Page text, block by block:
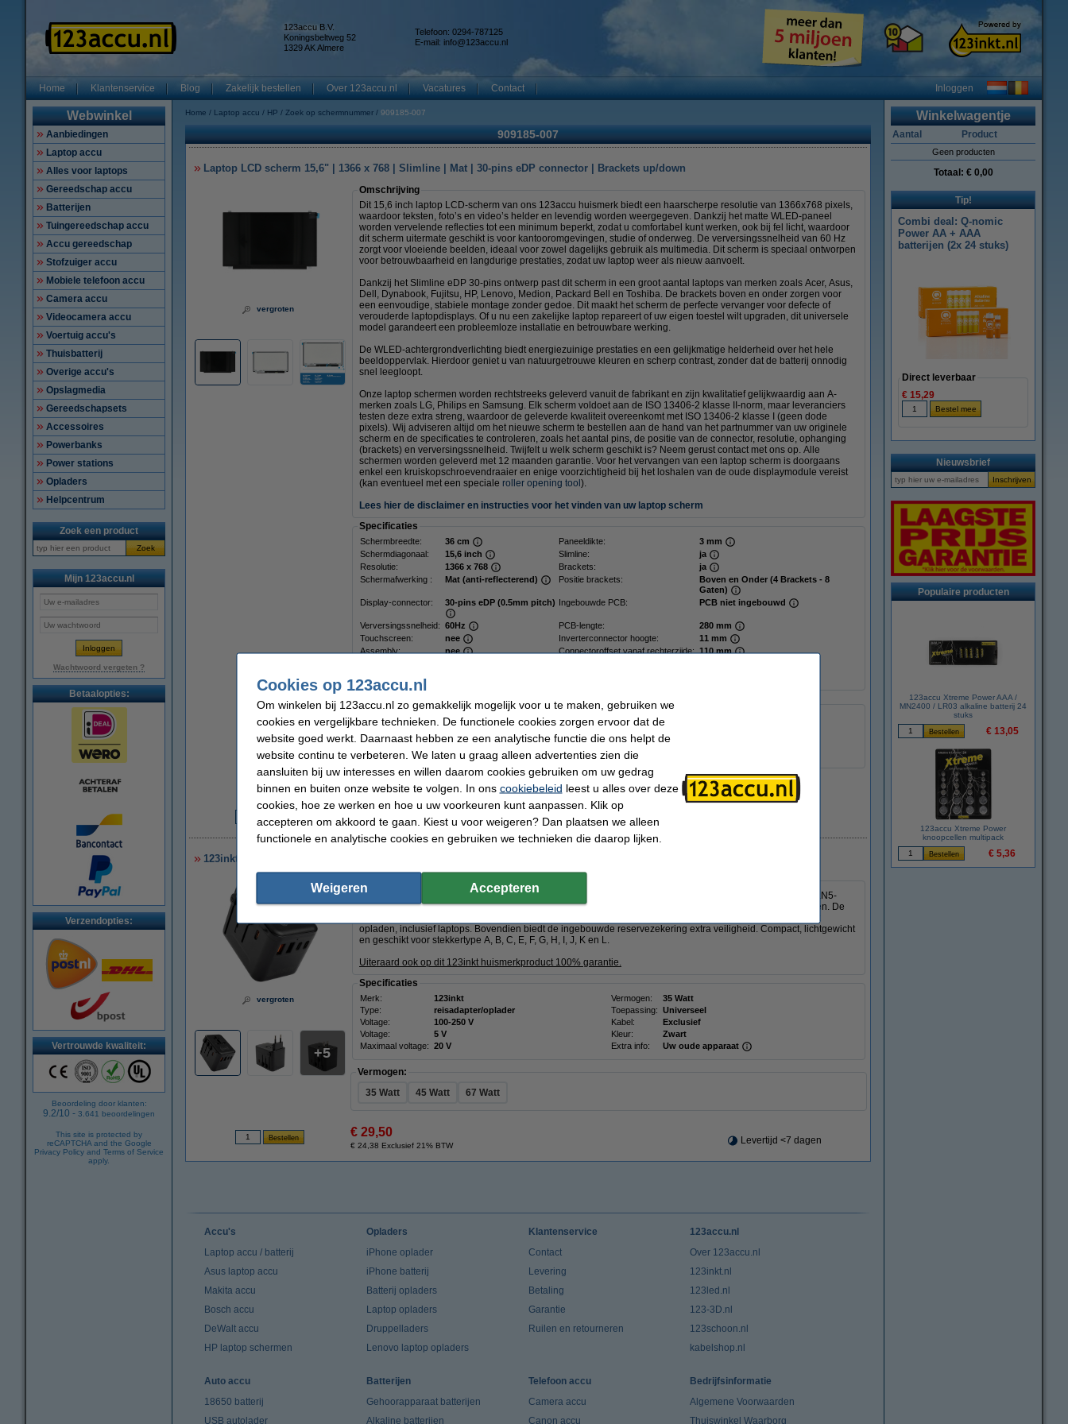
123accu B.V.
Koningsbeltweg 52
1329 AK Almere
Telefoon: 0294-787125
E-mail: info@123accu.nl
Home Klantenservice Blog Zakelijk bestellen Over 123accu.nl Vacatures Contact Inloggen
Webwinkel
Aanbiedingen
Laptop accu
Alles voor laptops
Gereedschap accu
Batterijen
Tuingereedschap accu
Accu gereedschap
Stofzuiger accu
Mobiele telefoon accu
Camera accu
Videocamera accu
Voertuig accu's
Thuisbatterij
Overige accu's
Opslagmedia
Gereedschapsets
Accessoires
Powerbanks
Power stations
Opladers
Helpcentrum
Zoek een product
Zoek
Mijn 123accu.nl
Wachtwoord vergeten ?
Betaalopties:
Verzendopties:
Vertrouwde kwaliteit:
Beoordeling door klanten:
9.2/10 - 3.641 beoordelingen
This site is protected by
reCAPTCHA and the Google
Privacy Policy and Terms of Service
apply.
Home Laptop accu HP Zoek op schermnummer 909185-007
909185-007
Laptop LCD scherm 15,6" | 1366 x 768 | Slimline | Mat | 30-pins eDP connector | Brackets up/down
vergroten
Omschrijving
Dit 15,6 inch laptop LCD-scherm van ons 123accu huismerk biedt een haarscherpe resolutie van 1366x768 pixels,
waardoor teksten, foto’s en video’s helder en levendig worden weergegeven. Dankzij het matte WLED-paneel
worden vervelende reflecties tot een minimum beperkt, zodat u comfortabel kunt werken, ook bij fel licht, waardoor
dit scherm uitermate geschikt is voor kantooromgevingen, studie of onderweg. De verversingssnelheid van 60 Hz
zorgt voor vloeiende beelden, ideaal voor zowel dagelijks gebruik als multimedia. Dit scherm is speciaal ontworpen
voor betrouwbaarheid en langdurige prestaties, zodat uw laptop weer als nieuw aanvoelt.
Dankzij het Slimline eDP 30-pins ontwerp past dit scherm in een groot aantal laptops van merken zoals Acer, Asus,
Dell, Dynabook, Fujitsu, HP, Lenovo, Medion, Packard Bell en Toshiba. De brackets boven en onder zorgen voor
een eenvoudige, stabiele montage zonder gedoe. Dit maakt het scherm de perfecte vervanger voor defecte of
verouderde laptopdisplays. Of u nu een zakelijke laptop repareert of uw eigen toestel wilt upgraden, dit universele
model garandeert een probleemloze installatie en betrouwbare werking.
De WLED-achtergrondverlichting biedt energiezuinige prestaties en een gelijkmatige helderheid over het hele
beeldoppervlak. Hierdoor geniet u van natuurgetrouwe kleuren en scherp contrast, zonder dat de batterij onnodig
snel leegloopt.
Onze laptop schermen worden rechtstreeks geleverd vanuit de fabrikant en zijn kwalitatief gelijkwaardig aan A-
merken zoals LG, Philips en Samsung. Elk scherm voldoet aan de ISO 13406-2 klasse II-norm, maar leveranciers
testen deze extra streng, waardoor de geleverde kwaliteit overeenkomt met ISO 13406-2 klasse I (geen dode
pixels). Wij adviseren altijd om het nieuwe scherm te bestellen aan de hand van het partnummer van uw originele
scherm en de specificaties te controleren, zoals het aantal pins, de positie van de connector, resolutie, ophanging
(brackets) en verversingssnelheid. Twijfelt u welk scherm geschikt is? Neem gerust contact met ons op. Alle
schermen worden geleverd met 12 maanden garantie. Voor het vervangen van een laptop scherm is doorgaans
enkel een kruiskopschroevendraaier en enige voorzichtigheid bij het loshalen van de oude displaymodule vereist
(kan eventueel met een speciale roller opening tool ).
Lees hier de disclaimer en instructies voor het vinden van uw laptop scherm
Specificaties
Schermbreedte: 36 cm Paneeldikte:
3 mm
Schermdiagonaal:
15,6 inch Slimline:
ja
Resolutie:
1366 x 768 Brackets:
ja
Schermafwerking :
Mat (anti-reflecterend) Positie brackets:
Boven en Onder (4 Brackets - 8
Gaten)
Display-connector:
30-pins eDP (0.5mm pitch) Ingebouwde PCB: PCB niet ingebouwd
Verversingssnelheid: 60Hz PCB-lengte:
280 mm
Touchscreen:
nee Inverterconnector hoogte:
11 mm
Assembly:
nee Connectoroffset vanaf rechterzijde: 110 mm
Dit product vervangt partnummers:
- 00HM066 - 00HT623
- 00HT624
- 00UP056
- 00UP057
- 00UR896
- 01EN013
-Klik hier voor meer productcodes
Morgen in huis
€ 49,50
€ 40,91 Exclusief 21% BTW
123inkt reisadapter/oplader 35W met 2 USB-A + 3 USB-C
vergroten
5
Met de 123inkt reisadapter 35W beschikt u over een krachtige en veelzijdige oplader. De geavanceerde GaN5-
technologie, zorgt voor het efficiënt en snel opladen van o.a. smartphones, tablets en andere USB-apparaten. De
opladen, inclusief laptops. Bovendien biedt de ingebouwde reservezekering extra veiligheid. Compact, lichtgewicht
en geschikt voor stekkertype A, B, C, E, F, G, H, I, J, K en L.
Uiteraard ook op dit 123inkt huismerkproduct 100% garantie.
Specificaties
Merk: 123inkt Vermogen:
35 Watt
Type:
reisadapter/oplader Toepassing: Universeel
Voltage:
100-250 V Kabel:
Exclusief
Voltage:
5 V Kleur:
Zwart
Maximaal voltage: 20 V Extra info: Uw oude apparaat
Vermogen:
35 Watt
45 Watt 67 Watt
€ 29,50
€ 24,38 Exclusief 21% BTW Levertijd <7 dagen
Winkelwagentje
Aantal Product
Geen producten
Totaal: € 0,00
Tip!
Combi deal: Q-nomic
Power AA + AAA
batterijen (2x 24 stuks)
Direct leverbaar
€ 15,29
Nieuwsbrief
Populaire producten
123accu Xtreme Power AAA /
MN2400 / LR03 alkaline batterij 24
stuks
€ 13,05
123accu Xtreme Power
knoopcellen multipack
€ 5,36
Accu's
Laptop accu / batterij
Asus laptop accu
Makita accu
Bosch accu
DeWalt accu
HP laptop schermen
Opladers
iPhone oplader
iPhone batterij
Batterij opladers
Laptop opladers
Druppelladers
Lenovo laptop opladers
Klantenservice
Contact
Levering
Betaling
Garantie
Ruilen en retourneren
123accu.nl
Over 123accu.nl
123inkt.nl
123led.nl
123-3D.nl
123schoon.nl
kabelshop.nl
Auto accu
18650 batterij
USB autolader
Batterijen
Gehoorapparaat batterijen
Alkaline batterijen
Telefoon accu
Camera accu
Canon accu
Bedrijfsinformatie
Algemene Voorwaarden
Thuiswinkel Waarborg
Cookies op 123accu.nl
Om winkelen bij 123accu.nl zo gemakkelijk mogelijk voor u te maken, gebruiken we
cookies en vergelijkbare technieken. De functionele cookies zorgen ervoor dat de
website goed werkt. Daarnaast hebben ze een analytische functie die ons helpt de
website continu te verbeteren. We laten u graag alleen advertenties zien die
aansluiten bij uw interesses en willen daarom cookies gebruiken om uw gedrag
binnen en buiten onze website te volgen. In ons cookiebeleid leest u alles over deze
cookies, hoe ze werken en hoe u uw voorkeuren kunt aanpassen. Klik op
accepteren om akkoord te gaan. Kiest u voor weigeren? Dan plaatsen we alleen
functionele en analytische cookies en gebruiken we technieken die daarop lijken.
Weigeren Accepteren